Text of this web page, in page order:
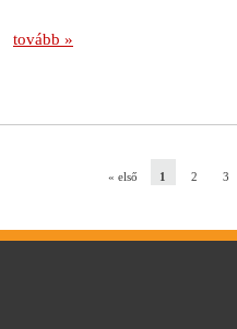
tovább »
« első 1 2 3